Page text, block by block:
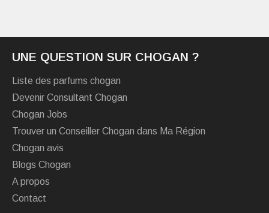
UNE QUESTION SUR CHOGAN ?
Liste des parfums chogan
Devenir Consultant Chogan
Chogan Jobs
Trouver un Conseiller Chogan dans Ma Région
Chogan avis
Blogs Chogan
A propos
Contact